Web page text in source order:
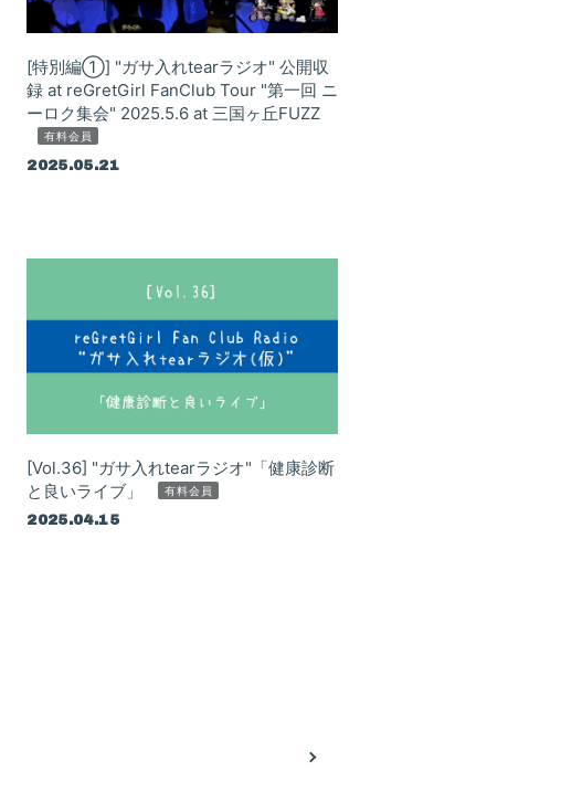
Blog
Gallery
FC Radio
[特別編①] "ガサ入れtearラジオ" 公開収
録 at reGretGirl FanClub Tour "第一回 ニ
ーロク集会" 2025.5.6 at 三国ヶ丘FUZZ
有料会員
2025.05.21
[Vol.36] "ガサ入れtearラジオ"「健康診断
と良いライブ」
有料会員
2025.04.15